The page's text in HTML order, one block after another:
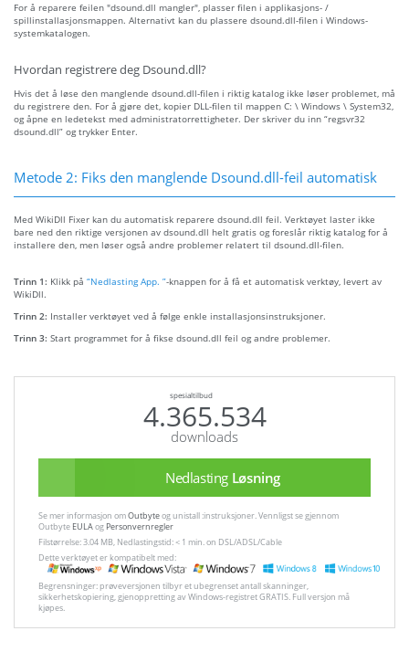
For å reparere feilen "dsound.dll mangler", plasser filen i applikasjons- /
spillinstallasjonsmappen. Alternativt kan du plassere dsound.dll-filen i Windows-
systemkatalogen.
Hvordan registrere deg Dsound.dll?
Hvis det å løse den manglende dsound.dll-filen i riktig katalog ikke løser problemet, må
du registrere den. For å gjøre det, kopier DLL-filen til mappen C: \ Windows \ System32,
og åpne en ledetekst med administratorrettigheter. Der skriver du inn “regsvr32
dsound.dll” og trykker Enter.
Metode 2: Fiks den manglende Dsound.dll-feil automatisk
Med WikiDll Fixer kan du automatisk reparere dsound.dll feil. Verktøyet laster ikke
bare ned den riktige versjonen av dsound.dll helt gratis og foreslår riktig katalog for å
installere den, men løser også andre problemer relatert til dsound.dll-filen.
Trinn 1: Klikk på “Nedlasting App. ”-knappen for å få et automatisk verktøy, levert av
WikiDll.
Trinn 2: Installer verktøyet ved å følge enkle installasjonsinstruksjoner.
Trinn 3: Start programmet for å fikse dsound.dll feil og andre problemer.
spesialtilbud
4.365.534
downloads
Nedlasting Løsning
Se mer informasjon omOutbyteog unistall :instruksjoner. Vennligst se gjennom
Outbyte EULAog Personvernregler
Filstørrelse: 3.04 MB, Nedlastingstid: < 1 min. on DSL/ADSL/Cable
Dette verktøyet er kompatibelt med:
Begrensninger: prøveversjonen tilbyr et ubegrenset antall skanninger,
sikkerhetskopiering, gjenoppretting av Windows-registret GRATIS. Full versjon må
kjøpes.